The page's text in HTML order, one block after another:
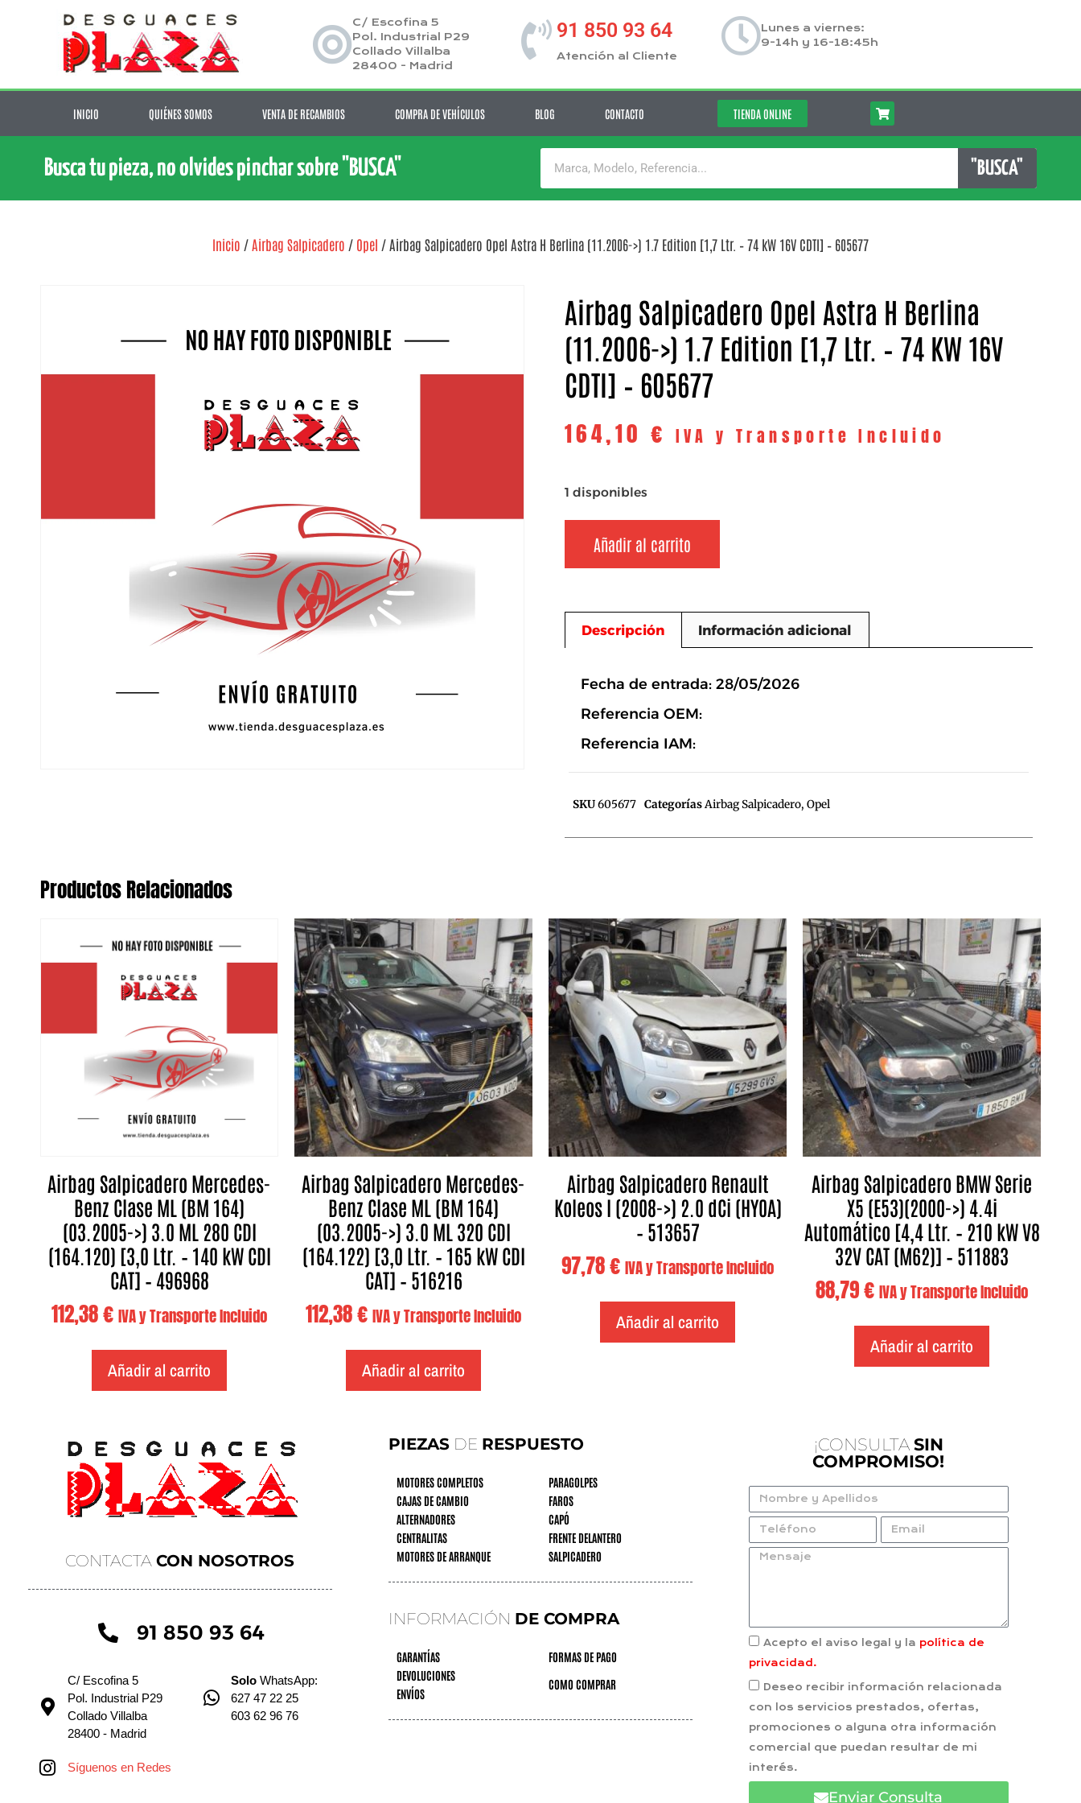
C/ Escofina 5
Pol. Industrial P29
Collado Villalba
28400 - Madrid
91 850 93 64
Atención al Cliente
Lunes a viernes:
9-14h y 16-18:45h
INICIO QUIÉNES SOMOS VENTA DE RECAMBIOS COMPRA DE VEHÍCULOS BLOG CONTACTO TIENDA ONLINE
Busca tu pieza, no olvides pinchar sobre "BUSCA" "BUSCA"
Inicio / Airbag Salpicadero / Opel / Airbag Salpicadero Opel Astra H Berlina (11.2006->) 1.7 Edition [1,7 Ltr. – 74 kW 16V CDTI] – 605677
Airbag Salpicadero Opel Astra H Berlina
(11.2006->) 1.7 Edition [1,7 Ltr. – 74 KW 16V
CDTI] – 605677
164,10 € IVA y Transporte Incluido
1 disponibles
Añadir al carrito
Descripción Información adicional
Fecha de entrada: 28/05/2026
Referencia OEM:
Referencia IAM:
SKU605677 CategoríasAirbag Salpicadero, Opel
Productos Relacionados
Airbag Salpicadero Mercedes-
Benz Clase ML (BM 164)
(03.2005->) 3.0 ML 280 CDI
(164.120) [3,0 Ltr. – 140 kW CDI
CAT] – 496968
112,38€ IVA y Transporte Incluido
Añadir al carrito
Airbag Salpicadero Mercedes-
Benz Clase ML (BM 164)
(03.2005->) 3.0 ML 320 CDI
(164.122) [3,0 Ltr. – 165 kW CDI
CAT] – 516216
112,38€ IVA y Transporte Incluido
Añadir al carrito
Airbag Salpicadero Renault
Koleos I (2008->) 2.0 dCi (HY0A)
– 513657
97,78€ IVA y Transporte Incluido
Añadir al carrito
Airbag Salpicadero BMW Serie
X5 (E53)(2000->) 4.4i
Automático [4,4 Ltr. – 210 kW V8
32V CAT (M62)] – 511883
88,79€ IVA y Transporte Incluido
Añadir al carrito
CONTACTACON NOSOTROS
91 850 93 64
C/ Escofina 5
Pol. Industrial P29
Collado Villalba
28400 - Madrid
Solo WhatsApp:
627 47 22 25
603 62 96 76
Síguenos en Redes
PIEZASDE RESPUESTO
MOTORES COMPLETOS
CAJAS DE CAMBIO
ALTERNADORES
CENTRALITAS
MOTORES DE ARRANQUE
PARAGOLPES
FAROS
CAPÓ
FRENTE DELANTERO
SALPICADERO
INFORMACIÓN DE COMPRA
GARANTÍAS
DEVOLUCIONES
ENVÍOS
FORMAS DE PAGO
COMO COMPRAR
¡CONSULTA SIN
COMPROMISO!
Acepto el aviso legal y la política de
privacidad.
Deseo recibir información relacionada
con los servicios prestados, ofertas,
promociones o alguna otra información
comercial que puedan resultar de mi
interés.
Enviar Consulta